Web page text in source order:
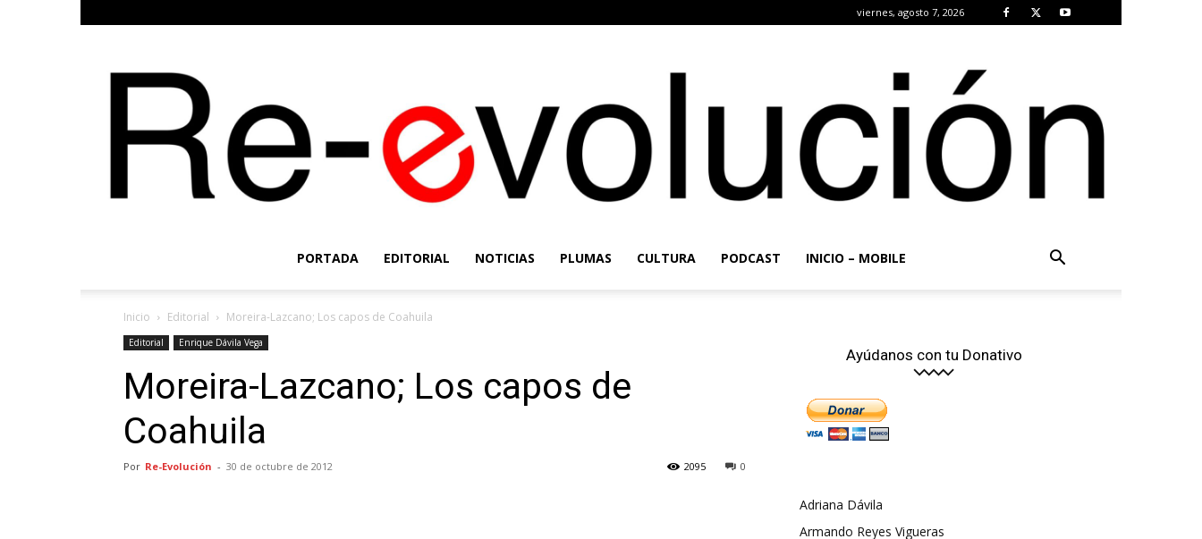
viernes, agosto 7, 2026
Evolución
PORTADA EDITORIAL NOTICIAS PLUMAS CULTURA PODCAST INICIO – MOBILE
Inicio Editorial Moreira-Lazcano; Los capos de Coahuila
Editorial Enrique Dávila Vega
Moreira-Lazcano; Los capos de
Coahuila
Por Re-Evolución - 30 de octubre de 2012 0
2095
Ayúdanos con tu Donativo
Adriana Dávila
Armando Reyes Vigueras